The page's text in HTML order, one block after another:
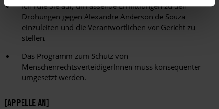
Ich rufe Sie auf, umfassende Ermittlungen zu den
Drohungen gegen Alexandre Anderson de Souza
einzuleiten und die Verantwortlichen vor Gericht zu
stellen.
Das Programm zum Schutz von
MenschenrechtsverteidigerInnen muss konsequenter
umgesetzt werden.
[APPELLE AN]